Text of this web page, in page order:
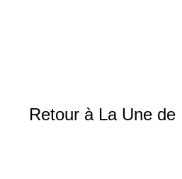
Retour à La Une de